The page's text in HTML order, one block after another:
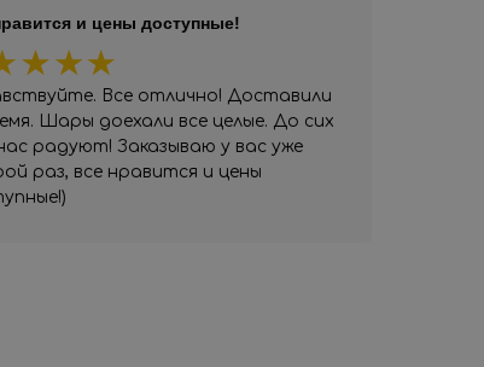
Все отлично! Доставили
Шары доехали все целые. До сих
радуют! Заказываю у вас уже
раз, все нравится и цены
и цены доступные!